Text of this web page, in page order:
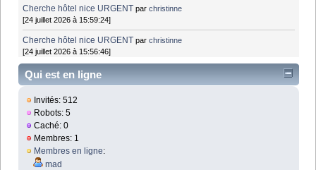
Cherche hôtel nice URGENT parchristinne
[24 juillet 2026 à 15:59:24]
Cherche hôtel nice URGENT parchristinne
[24 juillet 2026 à 15:56:46]
Qui est en ligne
Invités: 512
Robots: 5
Caché: 0
Membres: 1
Membres en ligne:
mad